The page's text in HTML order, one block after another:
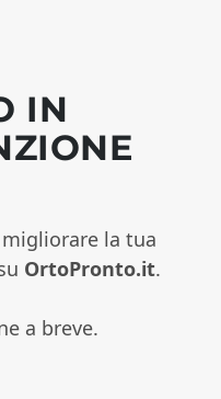
IN
la tua
OrtoPronto.it.
a breve.